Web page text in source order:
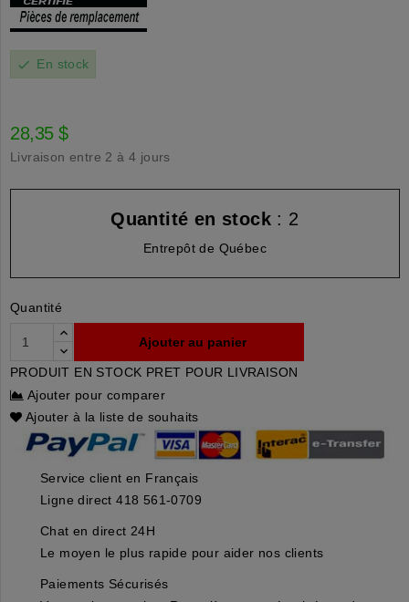
check En stock
28,35 $
Livraison entre 2 à 4 jours
Quantité en stock : 2
Entrepôt de Québec
Quantité
Ajouter au panier
PRODUIT EN STOCK PRET POUR LIVRAISON
Ajouter pour comparer
Ajouter à la liste de souhaits
Service client en Français
Ligne direct 418 561-0709
Chat en direct 24H
Le moyen le plus rapide pour aider nos clients
Paiements Sécurisés